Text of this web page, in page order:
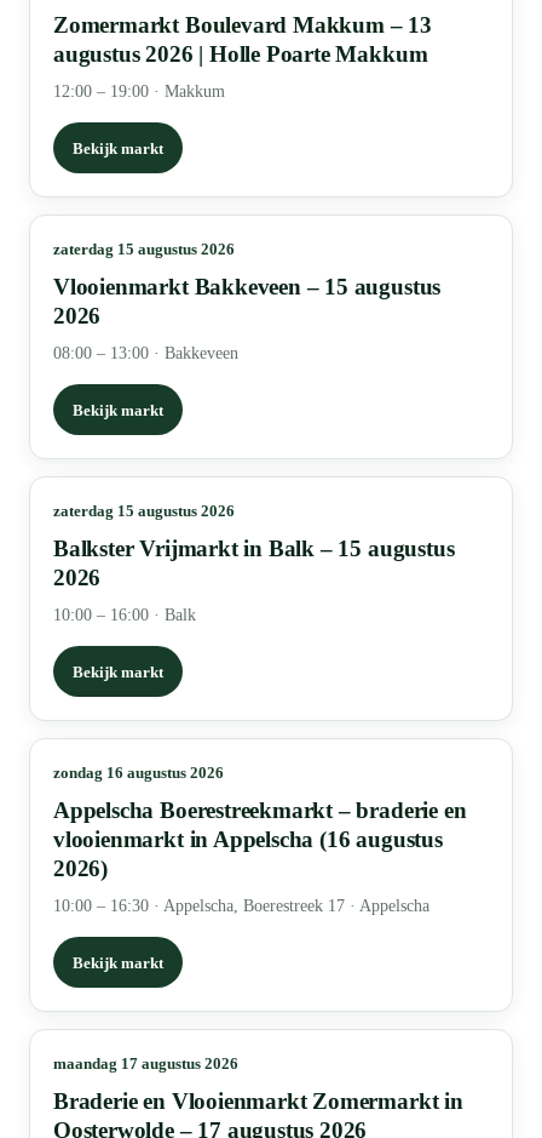
Zomermarkt Boulevard Makkum – 13
augustus 2026 | Holle Poarte Makkum
12:00 – 19:00 · Makkum
Bekijk markt
zaterdag 15 augustus 2026
Vlooienmarkt Bakkeveen – 15 augustus
2026
08:00 – 13:00 · Bakkeveen
Bekijk markt
zaterdag 15 augustus 2026
Balkster Vrijmarkt in Balk – 15 augustus
2026
10:00 – 16:00 · Balk
Bekijk markt
zondag 16 augustus 2026
Appelscha Boerestreekmarkt – braderie en
vlooienmarkt in Appelscha (16 augustus
2026)
10:00 – 16:30 · Appelscha, Boerestreek 17 · Appelscha
Bekijk markt
maandag 17 augustus 2026
Braderie en Vlooienmarkt Zomermarkt in
Oosterwolde – 17 augustus 2026